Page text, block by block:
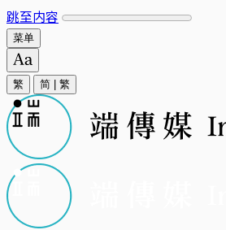
跳至内容
菜单
繁 简 繁